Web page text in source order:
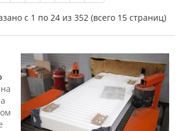
с 1 по 24 из 352 (всего 15 страниц)